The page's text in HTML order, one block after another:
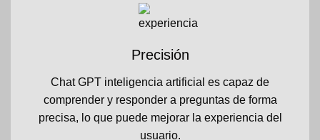
Precisión
Chat GPT inteligencia artificial es capaz de
comprender y responder a preguntas de forma
precisa, lo que puede mejorar la experiencia del
usuario.